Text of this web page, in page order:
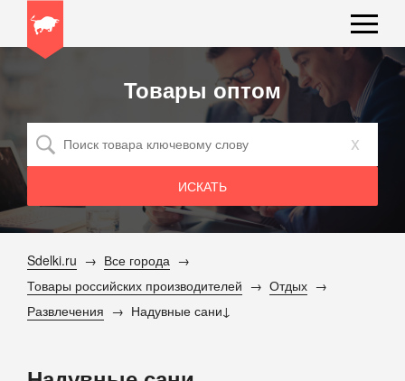
Товары оптом
x
Sdelki.ru
Все города
Товары российских производителей
Отдых
Развлечения
Надувные сани